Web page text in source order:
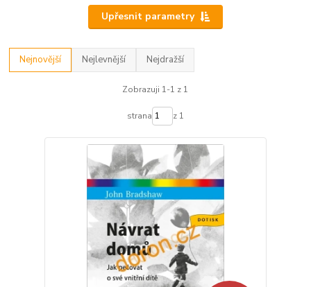
Upřesnit parametry
Nejnovější Nejlevnější Nejdražší
Zobrazuji 1-1 z 1
strana z 1